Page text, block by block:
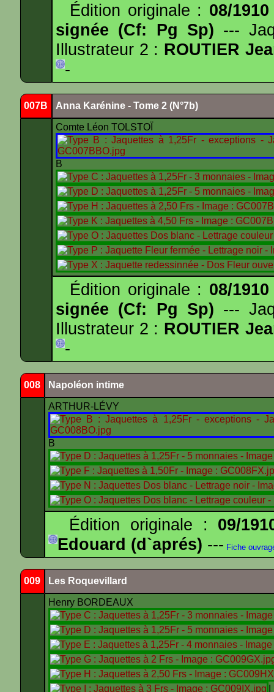
Édition originale : 08/1910
signée (Cf: Pg Sp) ---
Illustrateur 2 : ROUTIER
-
007B Anna Karénine - Tome 2 (N°7b)
Comte Léon TOLSTOÏ
B
Édition originale : 08/1910
signée (Cf: Pg Sp) ---
Illustrateur 2 : ROUTIER
-
008 Napoléon intime
ARTHUR-LÉVY
B
Édition originale : 09/
Edouard (d`aprés) --- Fiche
009 Les Roquevillard
Henry BORDEAUX